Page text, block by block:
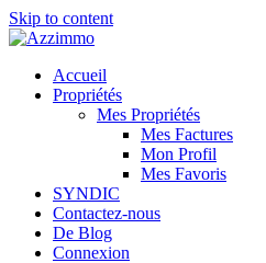
Skip to content
Azzimmo
Votre bien, notre priorité.
Accueil
Propriétés
Mes Propriétés
Mes Factures
Mon Profil
Mes Favoris
SYNDIC
Contactez-nous
De Blog
Connexion